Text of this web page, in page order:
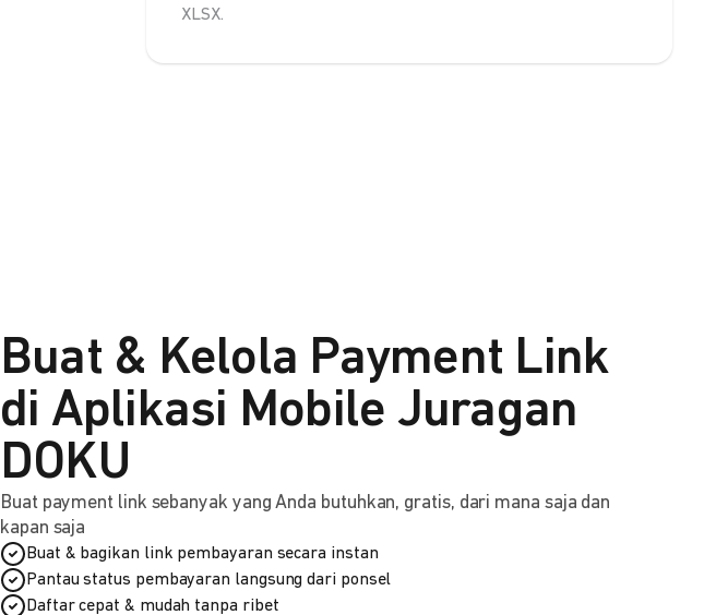
XLSX.
Buat & Kelola Payment Link
di Aplikasi Mobile Juragan
DOKU
Buat payment link sebanyak yang Anda butuhkan, gratis, dari mana saja dan
kapan saja
Buat & bagikan link pembayaran secara instan
Pantau status pembayaran langsung dari ponsel
Daftar cepat & mudah tanpa ribet